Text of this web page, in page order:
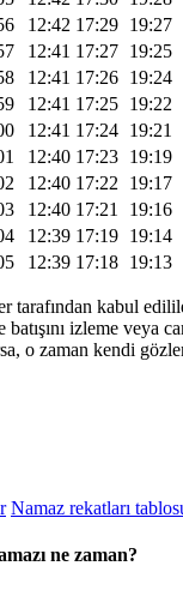
12:42 17:29 19:27
12:41 17:27 19:25
12:41 17:26 19:24
12:41 17:25 19:22
12:41 17:24 19:21
12:40 17:23 19:19
12:40 17:22 19:17
12:40 17:21 19:16
12:39 17:19 19:14
12:39 17:18 19:13
tarafından kabul
izleme veya
o zaman kendi
Namaz rekatları
ne zaman?